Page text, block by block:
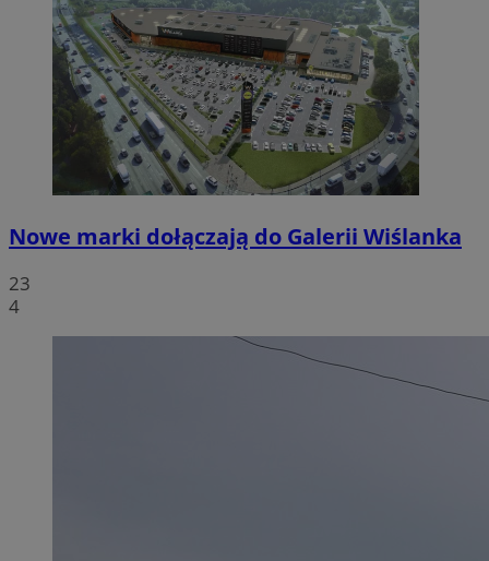
Nowe marki dołączają do Galerii Wiślanka
23
4